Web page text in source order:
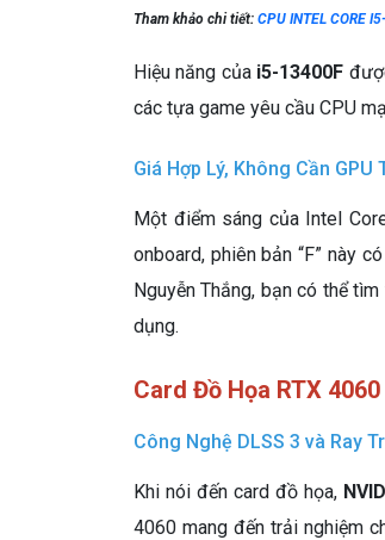
Tham khảo chi tiết: CPU INTEL CORE
Hiệu năng của i5-13400F
các tựa game yêu cầu CPU
Giá Hợp Lý, Không Cần GPU
Một điểm sáng của Intel
onboard, phiên bản “F” này
Nguyễn Thắng, bạn có thể
dụng.
Card Đồ Họa RTX
Công Nghệ DLSS 3 và Ray
Khi nói đến card đồ họa,
4060 mang đến trải nghiệm